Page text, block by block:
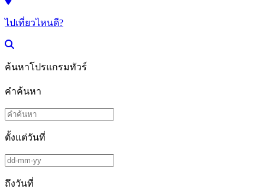
ไปเที่ยวไหนดี?
ค้นหาโปรแกรมทัวร์
คำค้นหา
ตั้งแต่วันที่
ถึงวันที่